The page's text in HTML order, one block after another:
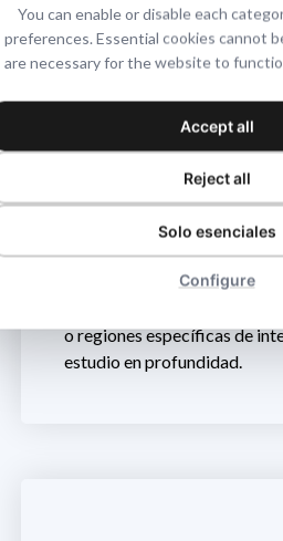
Secuenciación
genoma
Secuenciación de genoma
Análisis integral del genoma
Secuenciación del exoma
Dirigida al exoma
variaciones en las regiones
manera eficiente.
o regiones específicas de
estudio en profundidad.
You can enable or disable each
preferences. Essential cookies cannot
are necessary for the website to
Configure
Solo esenciales
Reject all
Accept all